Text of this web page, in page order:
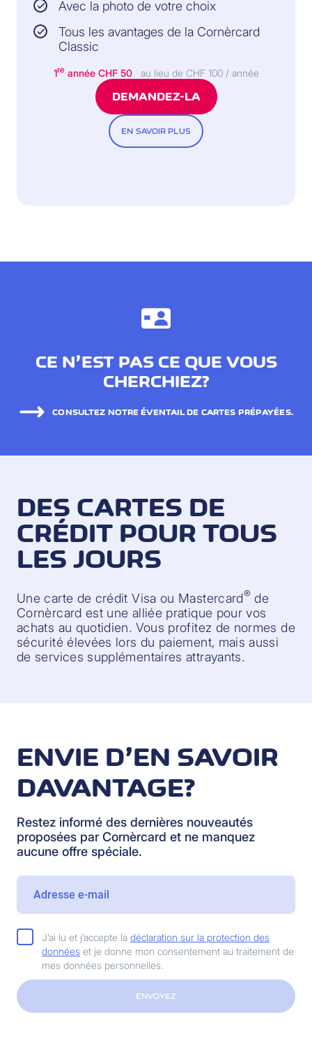
Avec la photo de votre choix
Tous les avantages de la Cornèrcard
Classic
1re année CHF 50 au lieu de CHF 100 / année
DEMANDEZ-LA
EN SAVOIR PLUS
CE N’EST PAS CE QUE VOUS
CHERCHIEZ?
CONSULTEZ NOTRE ÉVENTAIL DE CARTES PRÉPAYÉES.
DES CARTES DE
CRÉDIT POUR TOUS
LES JOURS
Une carte de crédit Visa ou Mastercard® de
Cornèrcard est une alliée pratique pour vos
achats au quotidien. Vous profitez de normes de
sécurité élevées lors du paiement, mais aussi
de services supplémentaires attrayants.
ENVIE D’EN SAVOIR
DAVANTAGE?
Restez informé des dernières nouveautés
proposées par Cornèrcard et ne manquez
aucune offre spéciale.
J’ai lu et j’accepte la déclaration sur la protection des
données et je donne mon consentement au traitement de
mes données personnelles.
ENVOYEZ